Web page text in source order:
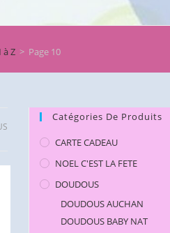
Z > Page 10
Catégories De Produits
CARTE CADEAU
NOEL C'EST LA FETE
DOUDOUS
DOUDOUS AUCHAN
DOUDOUS BABY NAT